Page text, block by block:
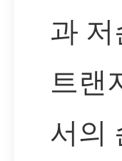
과
트랜
서의